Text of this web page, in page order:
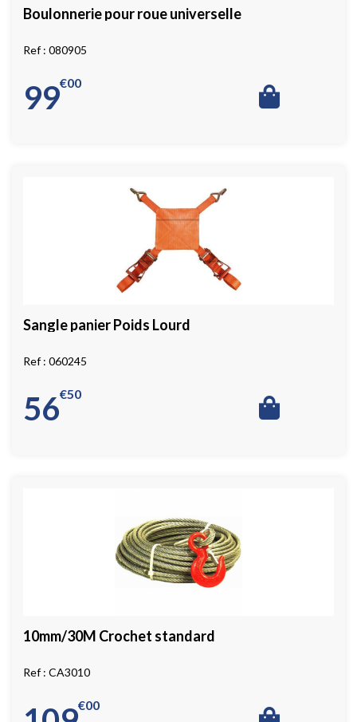
Boulonnerie pour roue universelle
080905
99 00
€
Sangle panier Poids Lourd
060245
56 50
€
10mm/30M Crochet standard
CA3010
00
€